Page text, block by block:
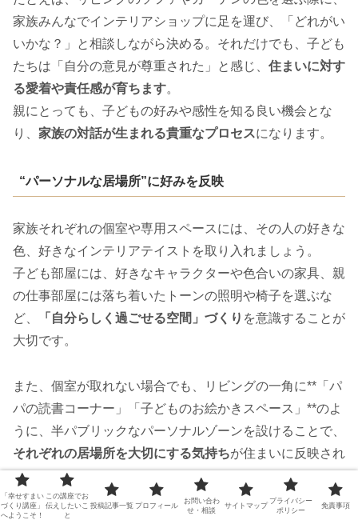
家族みんなでインテリアショップに足を運び、「どれがい
いかな？」と相談しながら決める。それだけでも、子ども
たちは「自分の意見が尊重された」と感じ、 住まいに対す
る愛着や責任感が育ちます。
親にとっても、子どもの好みや感性を知る良い機会とな
り、 家族の対話が生まれる貴重なプロセスになります。
“パーソナルな居場所”に好みを反映
家族それぞれの個室や専用スペースには、その人の好きな
色、好きなインテリアテイストを取り入れましょう。
子ども部屋には、好きなキャラクターや色合いの家具、親
の仕事部屋には落ち着いたトーンの照明や椅子を選ぶな
ど、
「自分らしく過ごせる空間」づくり を意識することが
大切です。
また、個室が取れない場合でも、リビングの一角に**「パ
パの読書コーナー」「子どものお絵かきスペース」**のよ
うに、半パブリックなパーソナルゾーンを設けることで、
それぞれの居場所を大切にする気持ちが住まいに反映され
ます。
「幸せすまい
づくり講座」
へようこそ！
この講座でお
伝えしたいこ
と
投稿記事一覧 プロフィール
お問い合わ
せ・相談
サイトマップ
プライバシー
ポリシー
免責事項